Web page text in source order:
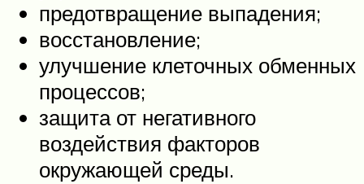
предотвращение выпадения;
восстановление;
улучшение клеточных обменных
процессов;
защита от негативного
воздействия факторов
окружающей среды.